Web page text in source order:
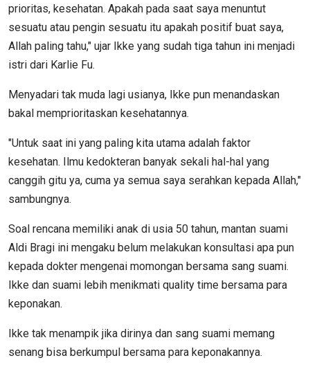
prioritas, kesehatan. Apakah pada saat saya menuntut
sesuatu atau pengin sesuatu itu apakah positif buat saya,
Allah paling tahu," ujar Ikke yang sudah tiga tahun ini menjadi
istri dari Karlie Fu.
Menyadari tak muda lagi usianya, Ikke pun menandaskan
bakal memprioritaskan kesehatannya.
"Untuk saat ini yang paling kita utama adalah faktor
kesehatan. Ilmu kedokteran banyak sekali hal-hal yang
canggih gitu ya, cuma ya semua saya serahkan kepada Allah,"
sambungnya.
Soal rencana memiliki anak di usia 50 tahun, mantan suami
Aldi Bragi ini mengaku belum melakukan konsultasi apa pun
kepada dokter mengenai momongan bersama sang suami.
Ikke dan suami lebih menikmati quality time bersama para
keponakan.
Ikke tak menampik jika dirinya dan sang suami memang
senang bisa berkumpul bersama para keponakannya.